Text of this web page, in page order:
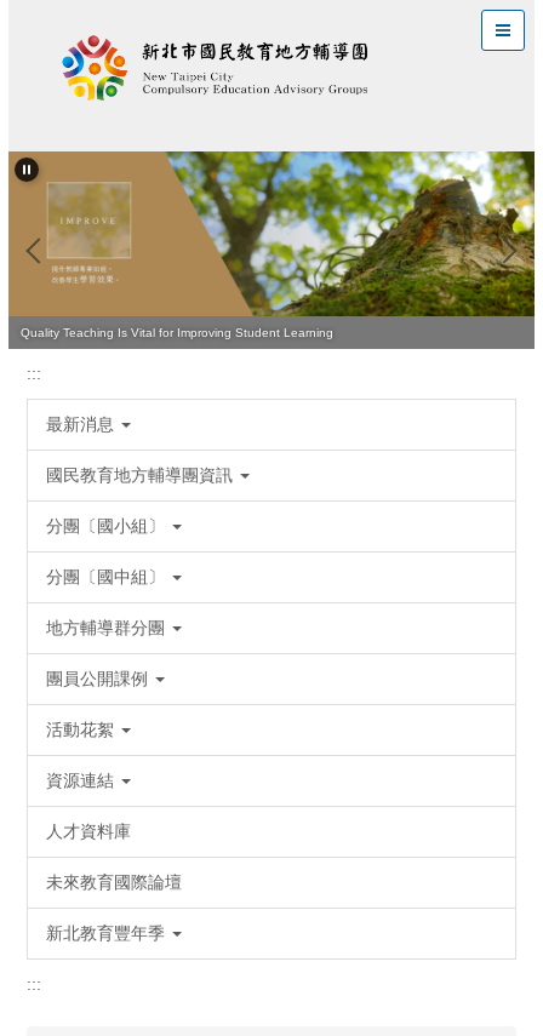
區
Quality Teaching Is Vital for Improving Student Learning
:::
最新消息
國民教育地方輔導團資訊
分團〔國小組〕
分團〔國中組〕
地方輔導群分團
團員公開課例
活動花絮
資源連結
人才資料庫
未來教育國際論壇
新北教育豐年季
:::